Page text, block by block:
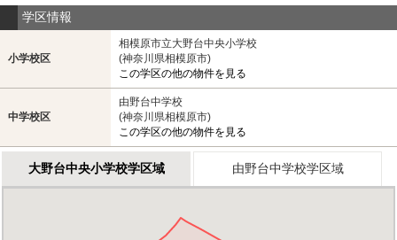
学区情報
小学校区
相模原市立大野台中央小学校
(神奈川県相模原市)
この学区の他の物件を見る
中学校区
由野台中学校
(神奈川県相模原市)
この学区の他の物件を見る
大野台中央小学校学区域 由野台中学校学区域